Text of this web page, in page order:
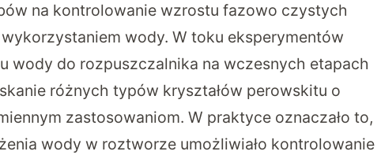
na kontrolowanie wzrostu fazowo czystych
wody. W toku eksperymentów
wody do rozpuszczalnika na wczesnych etapach
różnych typów kryształów perowskitu o
zastosowaniom. W praktyce oznaczało to,
wody w roztworze umożliwiało kontrolowanie